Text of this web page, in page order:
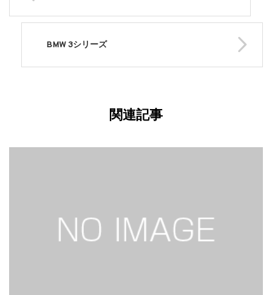
BMW 3シリーズ
関連記事